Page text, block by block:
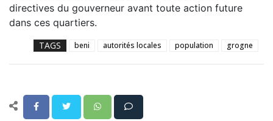
directives du gouverneur avant toute action future
dans ces quartiers.
TAGS beni autorités locales population grogne